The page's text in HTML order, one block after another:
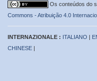
Os conteúdos do
Commons - Atribuição 4.0
INTERNAZIONALE : ITALIANO |
CHINESE |